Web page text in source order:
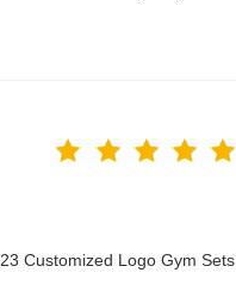
Customized Logo Gym Sets